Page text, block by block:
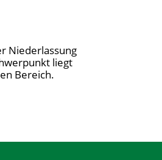
Niederlassung
liegt
Bereich.